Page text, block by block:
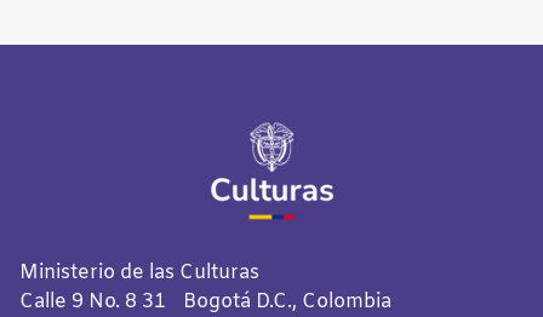
Ministerio de las Culturas
Calle 9 No. 8 31 Bogotá D.C., Colombia